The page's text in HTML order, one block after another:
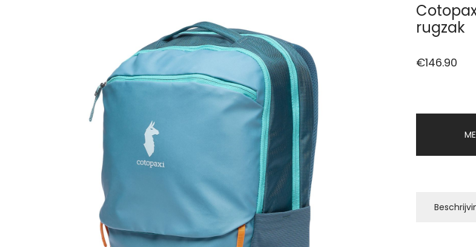
rugzak
€146.90